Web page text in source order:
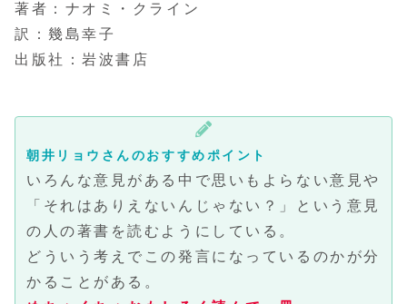
著者：ナオミ・クライン
訳：幾島幸子
出版社：岩波書店
朝井リョウさんのおすすめポイント
いろんな意見がある中で思いもよらない意見や
「それはありえないんじゃない？」という意見
の人の著書を読むようにしている。
どういう考えでこの発言になっているのかが分
かることがある。